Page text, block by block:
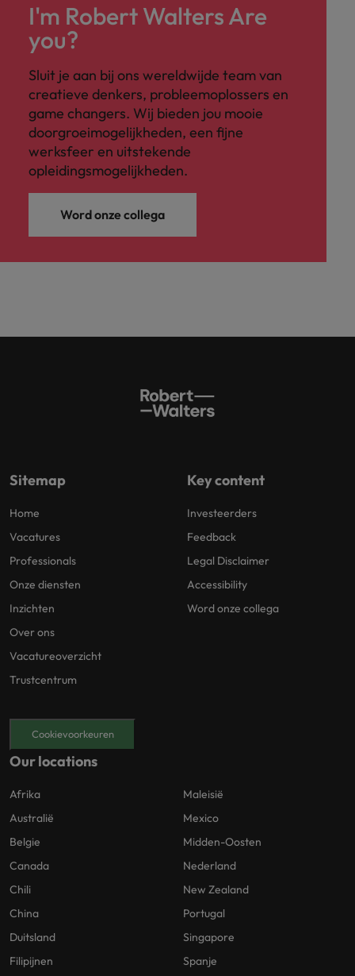
I'm Robert Walters Are
you?
Sluit je aan bij ons wereldwijde team van
creatieve denkers, probleemoplossers en
game changers. Wij bieden jou mooie
doorgroeimogelijkheden, een fijne
werksfeer en uitstekende
opleidingsmogelijkheden.
Word onze collega
Sitemap
Home
Vacatures
Professionals
Onze diensten
Inzichten
Over ons
Vacatureoverzicht
Trustcentrum
Key content
Investeerders
Feedback
Legal Disclaimer
Accessibility
Word onze collega
Cookievoorkeuren
Our locations
Afrika
Australië
Belgie
Canada
Chili
China
Duitsland
Filipijnen
Maleisië
Mexico
Midden-Oosten
Nederland
New Zealand
Portugal
Singapore
Spanje